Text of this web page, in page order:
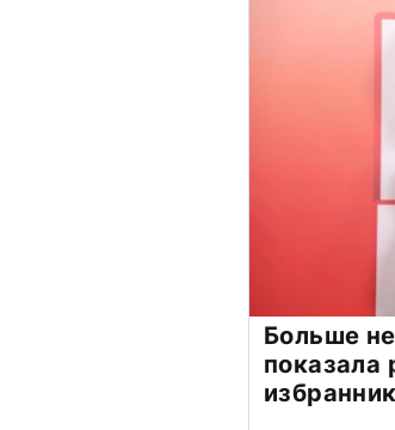
Больше
показала